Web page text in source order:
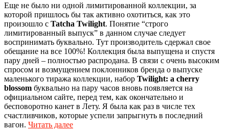
Еще не было ни одной лимитированной коллекции, за
которой пришлось бы так активно охотиться, как это
произошло с Tatcha Twilight. Понятие “строго
лимитированный выпуск” в данном случае следует
воспринимать буквально. Тут производитель сдержал свое
обещание на все 100%! Коллекция была выпущена и спустя
пару дней – полностью распродана. В связи с очень высоким
спросом и возмущением поклонников бренда о выпуске
маленького тиража коллекции, набор Twilight: a cherry
blossom буквально на пару часов вновь появляется на
официальном сайте, перед тем, как окончательно и
бесповоротно канет в Лету. Я была как раз в числе тех
счастливчиков, которые успели запрыгнуть в последний
вагон. Читать далее